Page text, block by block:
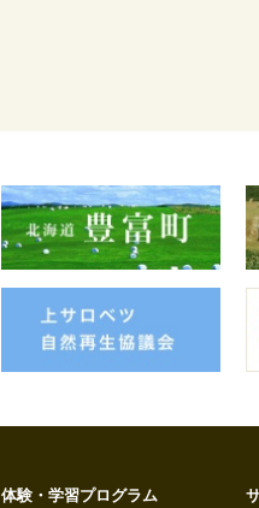
体験・学習プログラム